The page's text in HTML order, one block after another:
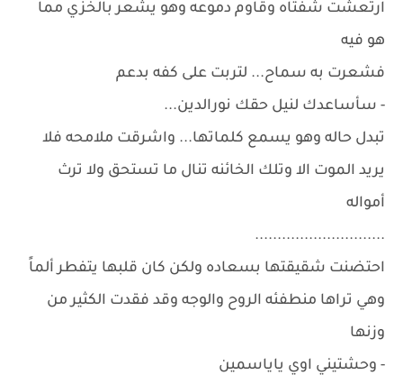
ارتعشت شفتاه وقاوم دموعه وهو يشعر بالخزي مما
هو فيه
فشعرت به سماح... لتربت على كفه بدعم
- سأساعدك لنيل حقك نورالدين...
تبدل حاله وهو يسمع كلماتها... واشرقت ملامحه فلا
يريد الموت الا وتلك الخائنه تنال ما تستحق ولا ترث
أمواله
.............................
احتضنت شقيقتها بسعاده ولكن كان قلبها يتفطر ألماً
وهي تراها منطفئه الروح والوجه وقد فقدت الكثير من
وزنها
- وحشتيني اوي ياياسمين